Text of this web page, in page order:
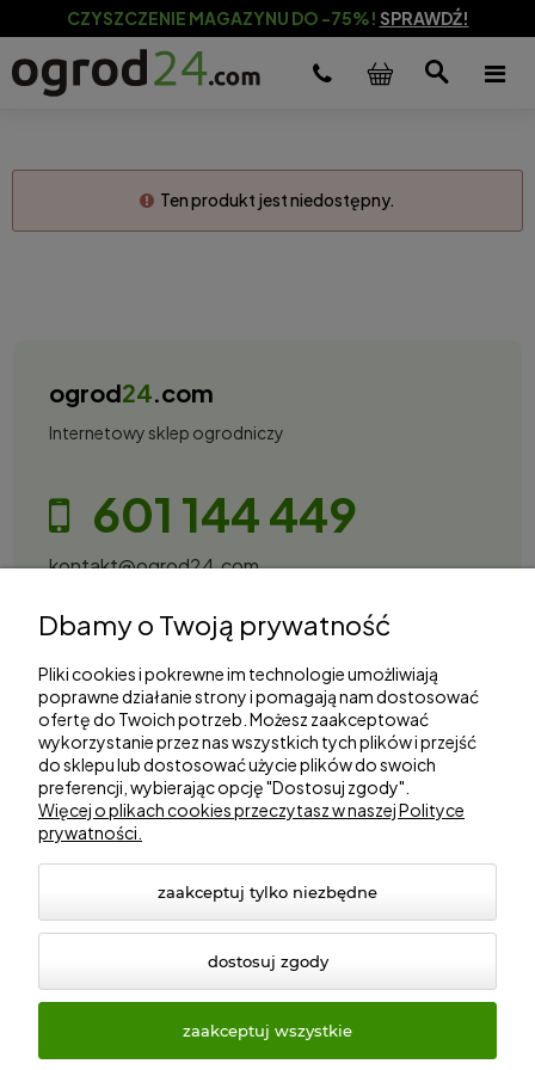
CZYSZCZENIE MAGAZYNU DO -75%! SPRAWDŹ!
Ten produkt jest niedostępny.
ogrod24.com
Internetowy sklep ogrodniczy
601 144 449
kontakt@ogrod24.com
Gorzowska 27, 66-530 Trzebicz
Zakupy
Informacje
Marki
© 2026 ogrod24.com. Wszelkie prawa zastrzeżone.
Dbamy o Twoją prywatność
Pliki cookies i pokrewne im technologie umożliwiają
poprawne działanie strony i pomagają nam dostosować
ofertę do Twoich potrzeb. Możesz zaakceptować
wykorzystanie przez nas wszystkich tych plików i przejść
do sklepu lub dostosować użycie plików do swoich
preferencji, wybierając opcję "Dostosuj zgody".
Więcej o plikach cookies przeczytasz w naszej Polityce
prywatności.
zaakceptuj tylko niezbędne
dostosuj zgody
zaakceptuj wszystkie